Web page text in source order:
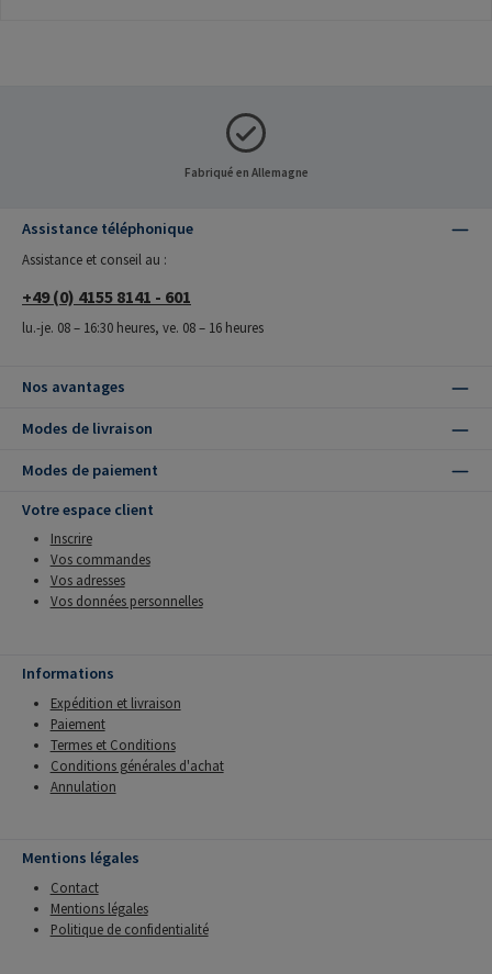
Fabriqué en Allemagne
Assistance téléphonique
Assistance et conseil au :
+49 (0) 4155 8141 - 601
lu.-je. 08 – 16:30 heures, ve. 08 – 16 heures
Nos avantages
Modes de livraison
Modes de paiement
Votre espace client
Inscrire
Vos commandes
Vos adresses
Vos données personnelles
Informations
Expédition et livraison
Paiement
Termes et Conditions
Conditions générales d'achat
Annulation
Mentions légales
Contact
Mentions légales
Politique de confidentialité